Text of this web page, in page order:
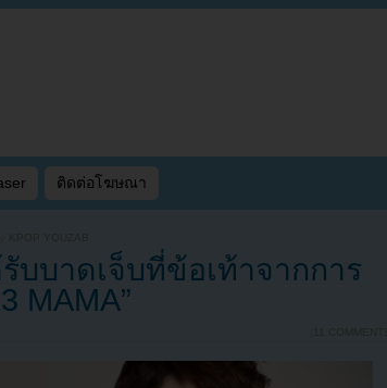
ติดต่อโฆษณา
KPOP YOUZAB
บบาดเจ็บที่ข้อเท้าจากการ
MAMA”
11 COMMENTS